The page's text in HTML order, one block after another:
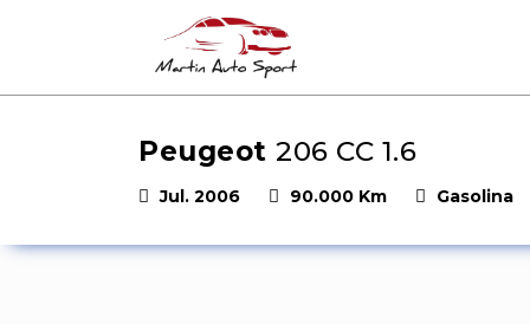
Peugeot 206 CC 1.6
Jul. 2006 90.000 Km Gasolina